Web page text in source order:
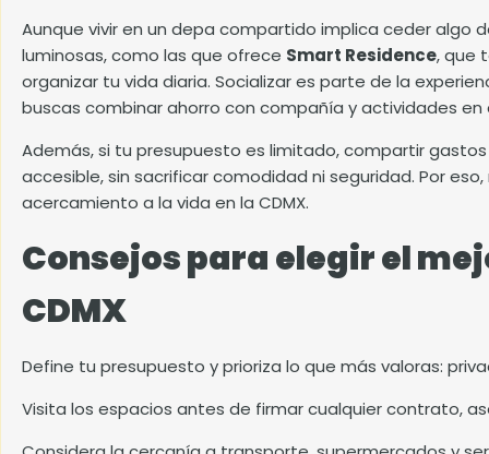
Aunque vivir en un depa compartido implica ceder algo
luminosas, como las que ofrece Smart Residence, que
organizar tu vida diaria. Socializar es parte de la
buscas combinar ahorro con compañía y actividades en
Además, si tu presupuesto es limitado, compartir
accesible, sin sacrificar comodidad ni seguridad. Por
acercamiento a la vida en la CDMX.
Consejos para elegir el
CDMX
Define tu presupuesto y prioriza lo que más valoras:
Visita los espacios antes de firmar cualquier contrato,